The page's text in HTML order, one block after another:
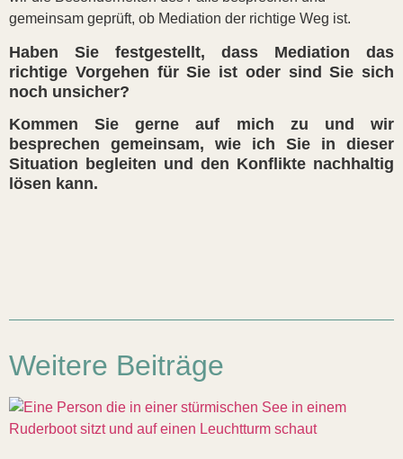
gemeinsam geprüft, ob Mediation der richtige Weg ist.
Haben Sie festgestellt, dass Mediation das
richtige Vorgehen für Sie ist oder sind Sie sich
noch unsicher?
Kommen Sie gerne auf mich zu und wir
besprechen gemeinsam, wie ich Sie in dieser
Situation begleiten und den Konflikte nachhaltig
lösen kann.
Weitere Beiträge